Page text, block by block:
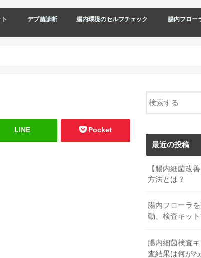
デブ菌診断 腸内環境のセルフチェック 腸内フロー
LINE Pocket
最近の投稿
【腸内細菌改
方法とは？
腸内フローラ
動、検査キッ
腸内細菌検査
査結果は何がわ